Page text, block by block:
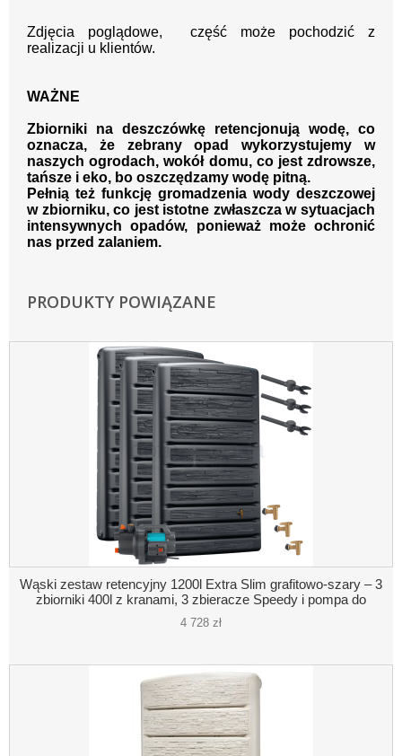
Zdjęcia poglądowe, część może pochodzić z
realizacji u klientów.
WAŻNE
Zbiorniki na deszczówkę retencjonują wodę, co
oznacza, że zebrany opad wykorzystujemy w
naszych ogrodach, wokół domu, co jest zdrowsze,
tańsze i eko, bo oszczędzamy wodę pitną.
Pełnią też funkcję gromadzenia wody deszczowej
w zbiorniku, co jest istotne zwłaszcza w sytuacjach
intensywnych opadów, ponieważ może ochronić
nas przed zalaniem.
PRODUKTY POWIĄZANE
Wąski zestaw retencyjny 1200l Extra Slim grafitowo-szary – 3
zbiorniki 400l z kranami, 3 zbieracze Speedy i pompa do
deszczówki
4 728 zł